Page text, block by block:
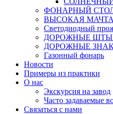
ФОНАРНЫЙ
ВЫСОКАЯ
Светодиодный
ДОРОЖНЫЕ
ДОРОЖНЫЕ
Газонный фонарь
Новости
Примеры из практики
О нас
Экскурсия на завод
Часто задаваемые
Связаться с нами